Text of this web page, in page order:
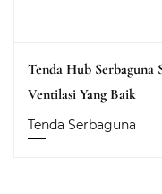
Tenda Hub Serbaguna
Ventilasi Yang Baik
Tenda Serbaguna